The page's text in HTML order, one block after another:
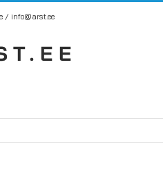
/ info@arst.ee